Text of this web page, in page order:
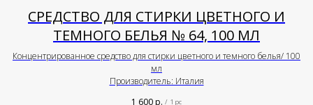
СРЕДСТВО ДЛЯ СТИРКИ ЦВЕТНОГО И
ТЕМНОГО БЕЛЬЯ № 64, 100 МЛ
Концентрированное средство для стирки цветного и темного белья/ 100
мл
Производитель: Италия
1 600р. / 1 pc